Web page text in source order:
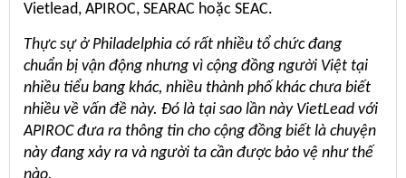
Vietlead, APIROC, SEARAC hoặc SEAC.
Thực sự ở Philadelphia có rất nhiều tổ chức đang
chuẩn bị vận động nhưng vì cộng đồng người Việt tại
nhiều tiểu bang khác, nhiều thành phố khác chưa biết
nhiều về vấn đề này. Đó là tại sao lần này VietLead với
APIROC đưa ra thông tin cho cộng đồng biết là chuyện
này đang xảy ra và người ta cần được bảo vệ như thế